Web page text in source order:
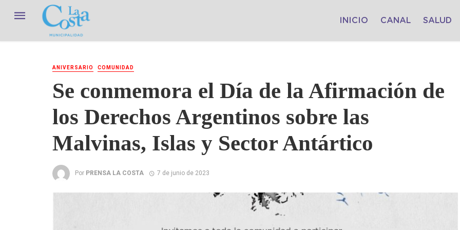
INICIO CANAL SALUD
ANIVERSARIO COMUNIDAD
Se conmemora el Día de la Afirmación de
los Derechos Argentinos sobre las
Malvinas, Islas y Sector Antártico
Por PRENSA LA COSTA 7 de junio de 2023